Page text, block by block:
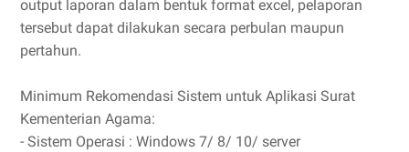
output laporan dalam bentuk format excel, pelaporan
tersebut dapat dilakukan secara perbulan maupun
pertahun.
Minimum Rekomendasi Sistem untuk Aplikasi Surat
Kementerian Agama:
- Sistem Operasi : Windows 7/ 8/ 10/ server